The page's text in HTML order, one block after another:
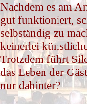
Nachdem es am
gut funktioniert,
selbständig zu
keinerlei
Trotzdem führt
das Leben der
nur dahinter?